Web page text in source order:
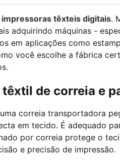
impressoras têxteis digitais.
adquirindo máquinas -
em aplicações como
você escolhe a fábrica
de correia e
correia transportadora
em tecido. É adequado
por correia protege o
e precisão de impressão.